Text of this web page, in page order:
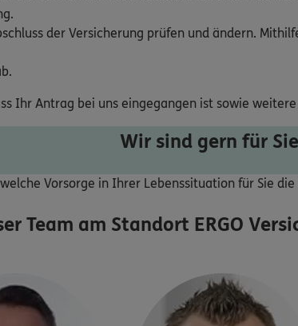
der Versicherung prüfen und ändern.
Ihr Antrag bei uns eingegangen ist sowie
Wir sind gern für
Vorsorge in Ihrer Lebenssituation für Sie
Team am Standort ERGO